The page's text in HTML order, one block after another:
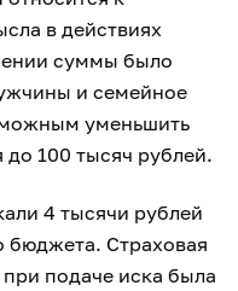
в действиях
суммы было
и семейное
уменьшить
100 тысяч рублей.
4 тысячи рублей
бюджета. Страховая
подаче иска была